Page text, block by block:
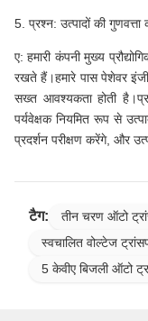
5. प्रश्न: उत्पादों की
ए: हमारी कंपनी मुख्य
रखते हैं।हमारे पास पेशेवर
सख्त आवश्यकता होती
पर्यवेक्षक नियमित रूप से
प्रदर्शन परीक्षण करेंगे, और
टैग:
तीन चरण ऑटो
स्वचालित वोल्टेज
5 केवीए बिजली ऑटो